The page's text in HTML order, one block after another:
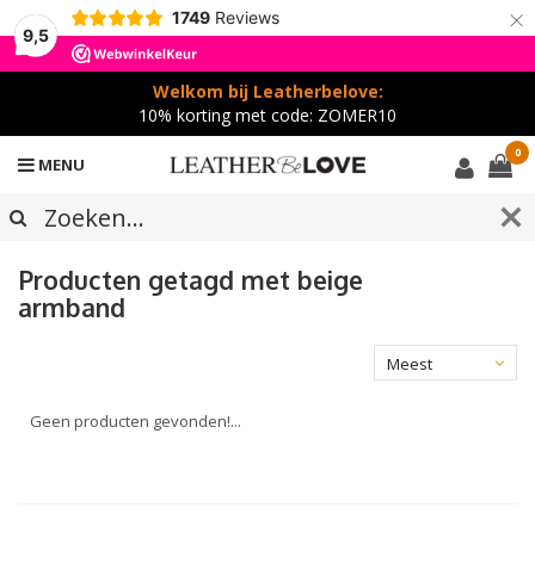
9,5
1749 Reviews ×
Welkom bij Leatherbelove:
10% korting met code: ZOMER10
MENU
0
Producten getagd met beige
armband
Meest
Geen producten gevonden!...